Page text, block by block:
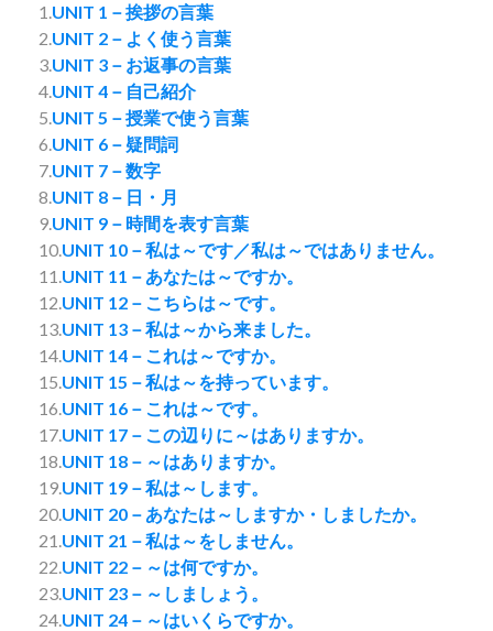
1.UNIT 1－挨拶の言葉
2.UNIT 2－よく使う言葉
3.UNIT 3－お返事の言葉
4.UNIT 4－自己紹介
5.UNIT 5－授業で使う言葉
6.UNIT 6－疑問詞
7.UNIT 7－数字
8.UNIT 8－日・月
9.UNIT 9－時間を表す言葉
10.UNIT 10－私は～です／私は～ではありません。
11.UNIT 11－あなたは～ですか。
12.UNIT 12－こちらは～です。
13.UNIT 13－私は～から来ました。
14.UNIT 14－これは～ですか。
15.UNIT 15－私は～を持っています。
16.UNIT 16－これは～です。
17.UNIT 17－この辺りに～はありますか。
18.UNIT 18－～はありますか。
19.UNIT 19－私は～します。
20.UNIT 20－あなたは～しますか・しましたか。
21.UNIT 21－私は～をしません。
22.UNIT 22－～は何ですか。
23.UNIT 23－～しましょう。
24.UNIT 24－～はいくらですか。